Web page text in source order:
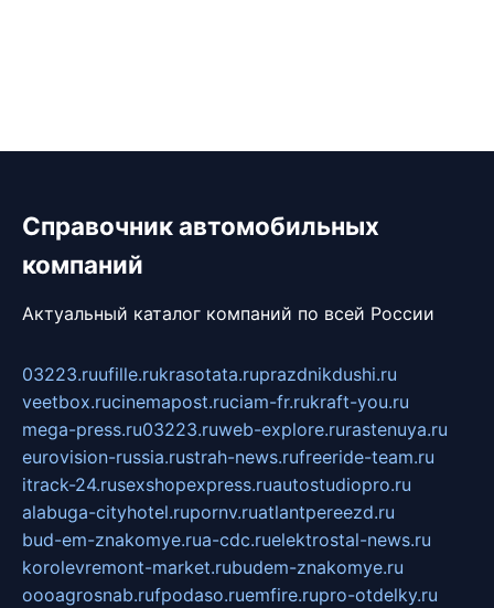
Справочник автомобильных
компаний
Актуальный каталог компаний по всей России
03223.ruufille.rukrasotata.ruprazdnikdushi.ru
veetbox.rucinemapost.ruciam-fr.rukraft-you.ru
mega-press.ru03223.ruweb-explore.rurastenuya.ru
eurovision-russia.rustrah-news.rufreeride-team.ru
itrack-24.rusexshopexpress.ruautostudiopro.ru
alabuga-cityhotel.rupornv.ruatlantpereezd.ru
bud-em-znakomye.rua-cdc.ruelektrostal-news.ru
korolevremont-market.rubudem-znakomye.ru
oooagrosnab.rufpodaso.ruemfire.rupro-otdelky.ru